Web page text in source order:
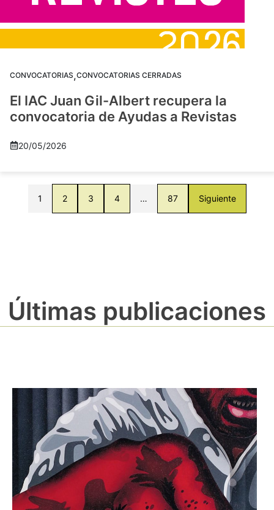
CONVOCATORIAS,CONVOCATORIAS CERRADAS
El IAC Juan Gil-Albert recupera la
convocatoria de Ayudas a Revistas
20/05/2026
1 2 3 4 … 87 Siguiente
Últimas publicaciones